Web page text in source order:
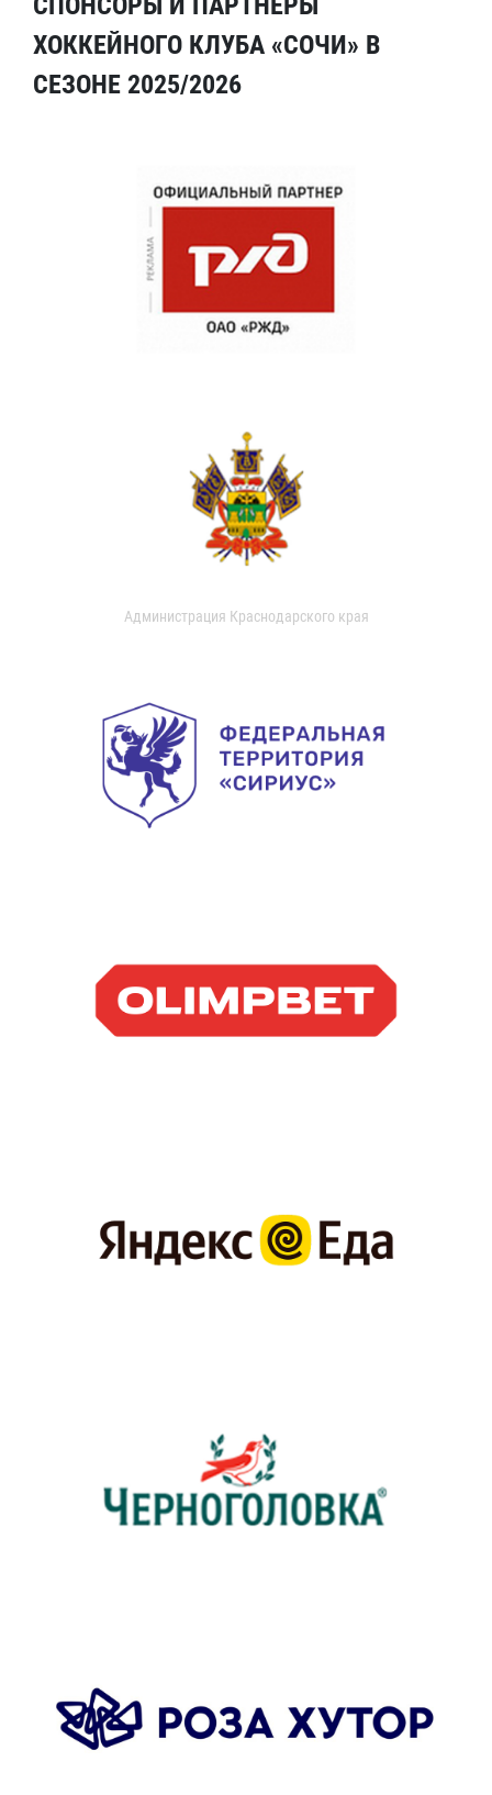
ХОККЕЙНОГО КЛУБА «СОЧИ» В
СЕЗОНЕ 2025/2026
Администрация Краснодарского края